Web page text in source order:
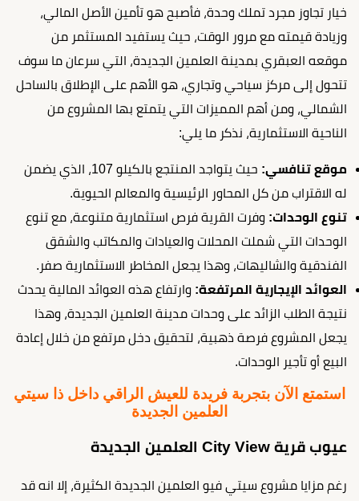
خيار تجاوز مجرد تملك وحدة، فأصبح هو تأمين الأصل المالي،
وزيادة قيمته مع مرور الوقت، حيث يستفيد المستثمر من
موقعه العبقري بمدينة العلمين الجديدة، التي سرعان ما سوف
تتحول إلى مركز سياحي وتجاري، هو الأهم على الإطلاق بالساحل
الشمالي، ومن أهم المميزات التي يتمتع بها المشروع من
الناحية الاستثمارية، نذكر ما يلي:
موقع تنافسي:
حيث يتواجد المنتجع بالكيلو 107، الذي يضمن
له الاقتراب من كل المحاور الرئيسية والمعالم الحيوية.
تنوع الوحدات: وفرت القرية فرص استثمارية متنوعة، مع تنوع
الوحدات التي شملت المحلات والعيادات والمكاتب والشقق
الفندقية والشاليهات، وهذا يجعل المخاطر الاستثمارية صفر.
العوائد الإيجارية المرتفعة: وارتفاع هذه العوائد المالية يحدث
نتيجة الطلب الزائد على وحدات مدينة العلمين الجديدة، وهذا
يجعل المشروع فرصة ذهبية، لتحقيق دخل مرتفع من خلال إعادة
البيع أو تأجير الوحدات.
استمتع الآن بتجربة فريدة للعيش الراقي داخل ذا سيتي
العلمين الجديدة
عيوب قرية City View العلمين الجديدة
رغم مزايا مشروع سيتي فيو العلمين الجديدة الكثيرة، إلا انه قد